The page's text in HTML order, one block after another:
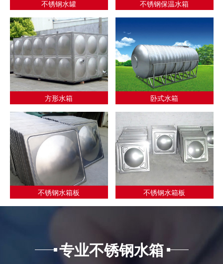
不锈钢水罐 不锈钢保温水箱
方形水箱 卧式水箱
不锈钢水箱板 不锈钢水箱板
专业不锈钢水箱